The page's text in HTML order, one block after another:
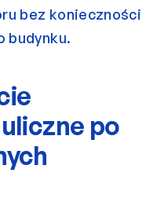
bez konieczności
budynku.
po